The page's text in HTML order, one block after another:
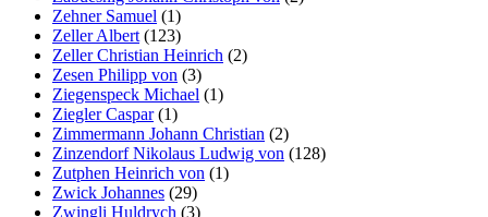
Zehner Samuel (1)
Zeller Albert (123)
Zeller Christian Heinrich (2)
Zesen Philipp von (3)
Ziegenspeck Michael (1)
Ziegler Caspar(1)
Zimmermann Johann Christian (2)
Zinzendorf Nikolaus Ludwig von (128)
Zutphen Heinrich von (1)
Zwick Johannes (29)
Zwingli Huldrych (3)